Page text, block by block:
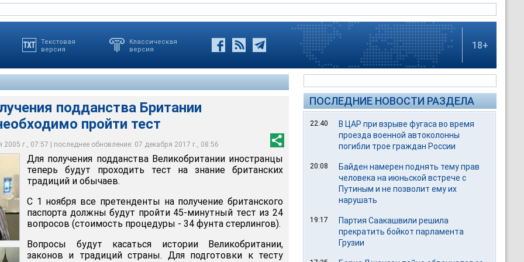
Текстовая
версия
Классическая
версия
18+
подданства Британии
пройти тест
г., 07:57 | последнее обновление: 07 декабря 2017 г., 08:56
на получение британского паспорта должны будут
тест из 24 вопросов (стоимость процедуры - 34 фунта
истории Великобритании, законов и традиций страны. Для
выпущено специальное издание под названием "Жизнь в
делам миграции МВД Великобритании Тони МакНалти (Tony
некоторые из предполагаемых вопросов для кандидатов на
подданства
Для получения подданства Великобритании иностранцы
теперь будут проходить тест на знание британских
традиций и обычаев.
С 1 ноября все претенденты на получение британского
паспорта должны будут пройти 45-минутный тест из 24
вопросов (стоимость процедуры - 34 фунта стерлингов).
Вопросы будут касаться истории Великобритании,
законов и традиций страны. Для подготовки к тесту
ПОСЛЕДНИЕ НОВОСТИ РАЗДЕЛА
22:40
В ЦАР при взрыве фугаса во время
проезда военной автоколонны
погибли трое граждан России
20:08
Байден намерен поднять тему прав
человека на июньской встрече с
Путиным и не позволит ему их
нарушать
19:17
Партия Саакашвили решила
прекратить бойкот парламента
Грузии